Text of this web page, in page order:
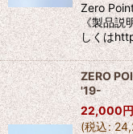
Zero
《製品説
しくは
ZERO
'19-
22,000円
(税込: